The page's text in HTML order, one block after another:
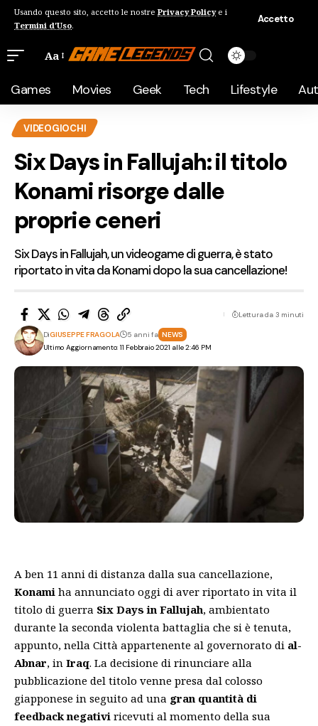
Usando questo sito, accetto le nostre Privacy Policye i
Termini d'Uso.
Accetto
Aa
Games Movies Geek Tech Lifestyle
VIDEOGIOCHI
Six Days in Fallujah: il titolo
Konami risorge dalle
proprie ceneri
Six Days in Fallujah, un videogame di guerra, è stato
riportato in vita da Konami dopo la sua cancellazione!
Ultimo Aggiornamento: 11 Febbraio 2021 alle 2:46 PM
DiGIUSEPPE FRAGOLA 5 anni fa NEWS
Lettura da 3 minuti
A ben 11 anni di distanza dalla sua cancellazione,
Konami ha annunciato oggi di aver riportato in vita il
titolo di guerra Six Days in Fallujah, ambientato
durante la seconda violenta battaglia che si è tenuta,
appunto, nella Città appartenente al governorato di al-
Abnar, in Iraq. La decisione di rinunciare alla
pubblicazione del titolo venne presa dal colosso
giapponese in seguito ad una gran quantità di
feedback negativi ricevuti al momento della sua